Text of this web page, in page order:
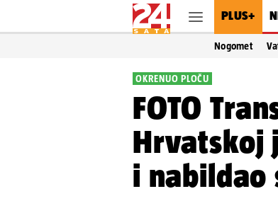
PLUS+
Nogomet
OKRENUO PLOČU
FOTO
Hrvatskoj
i nabildao